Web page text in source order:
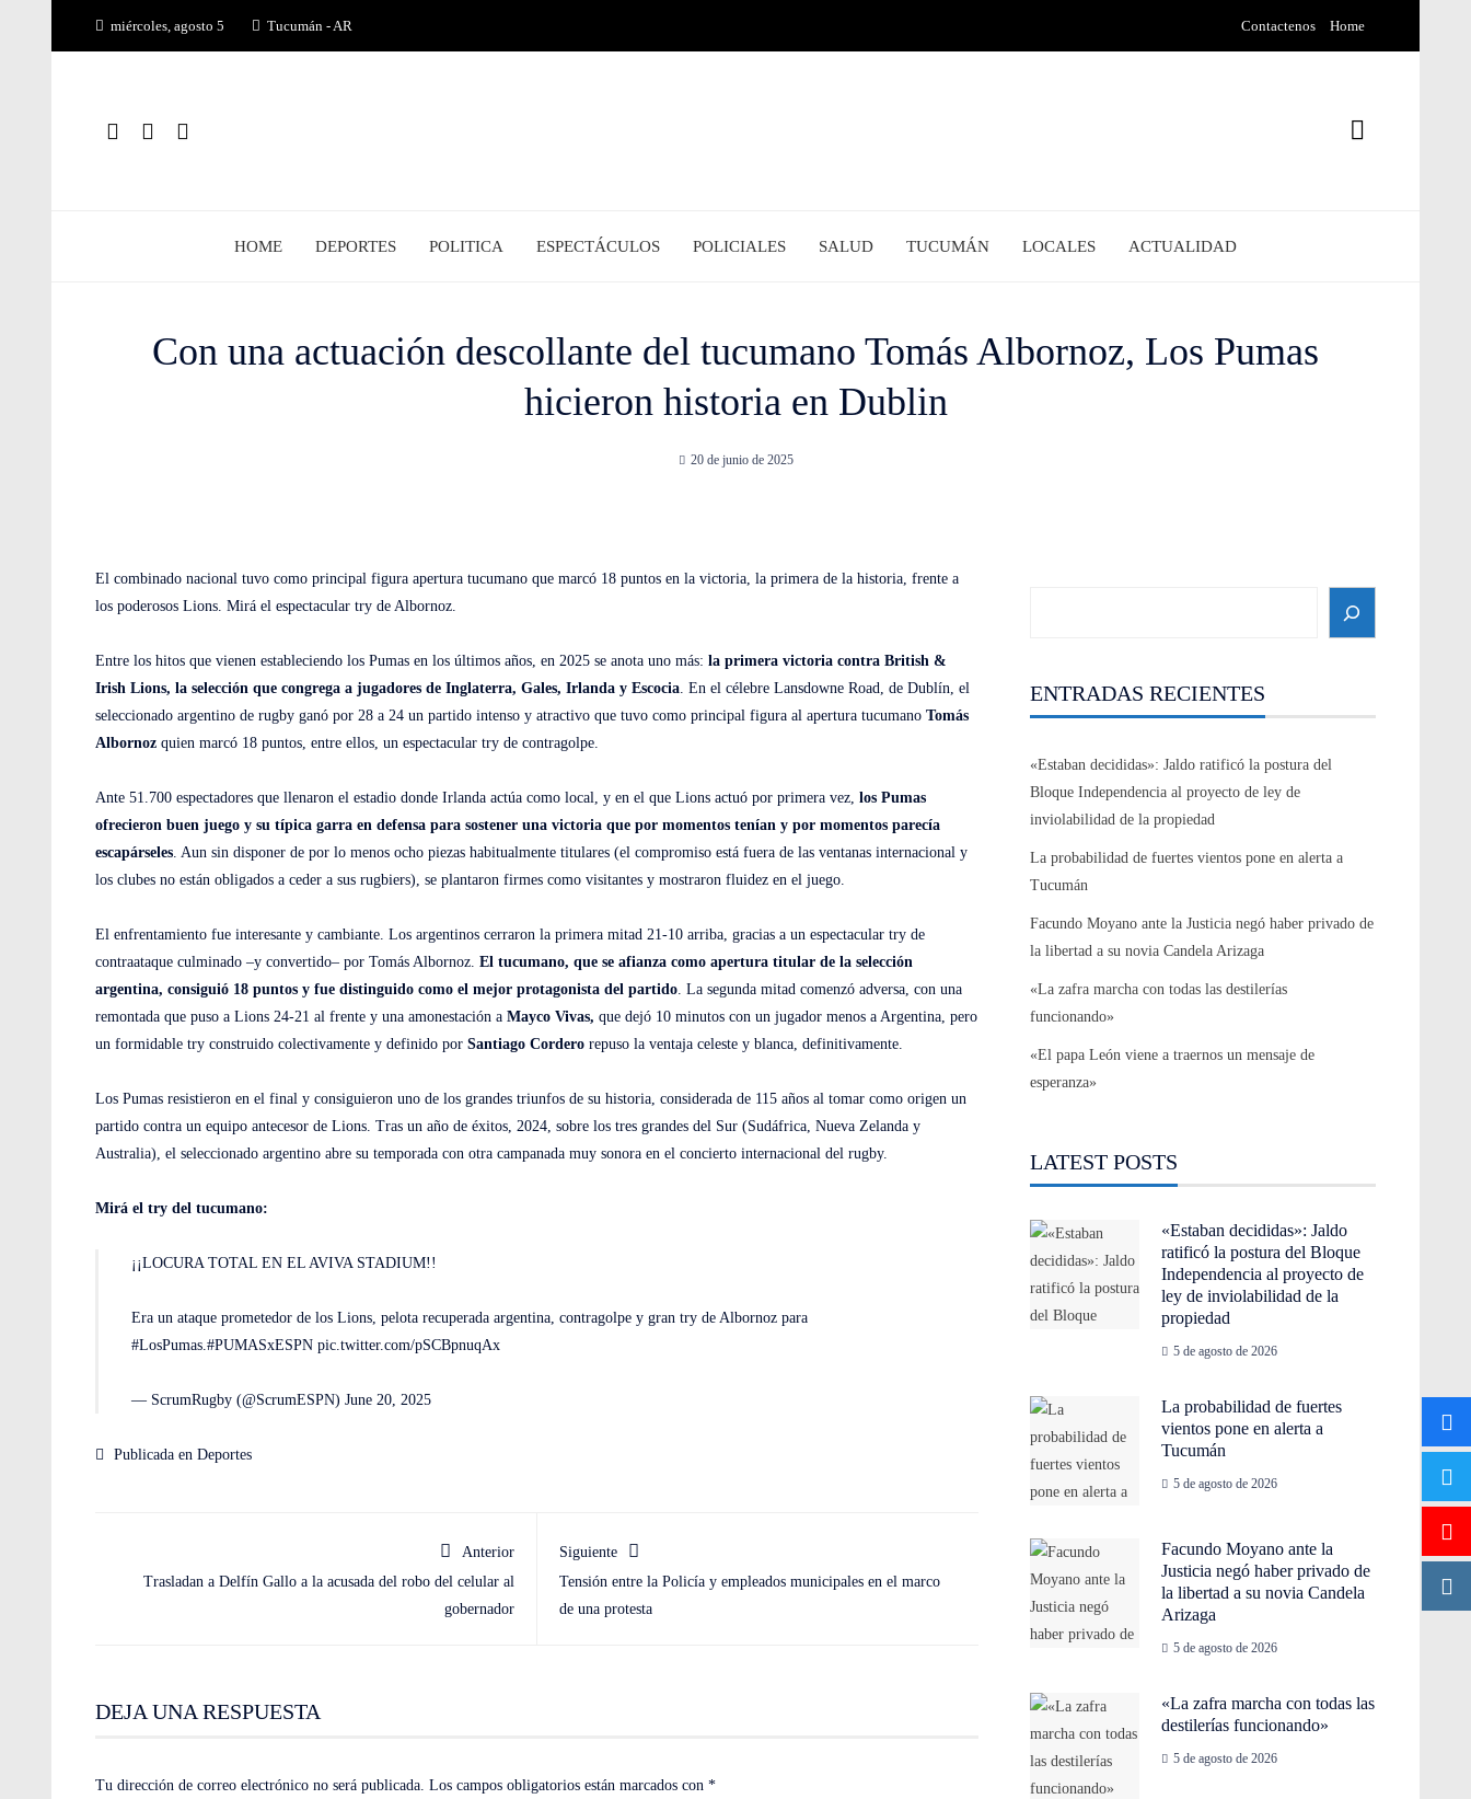
miércoles, agosto 5 Tucumán - AR Contactenos Home
HOME DEPORTES POLITICA ESPECTÁCULOS POLICIALES SALUD TUCUMÁN LOCALES ACTUALIDAD
Con una actuación descollante del tucumano Tomás Albornoz, Los Pumas
hicieron historia en Dublin
20 de junio de 2025
El combinado nacional tuvo como principal figura apertura tucumano que marcó 18 puntos en la victoria, la primera de la historia, frente a
los poderosos Lions. Mirá el espectacular try de Albornoz.
Entre los hitos que vienen estableciendo los Pumas en los últimos años, en 2025 se anota uno más: la primera victoria contra British &
Irish Lions, la selección que congrega a jugadores de Inglaterra, Gales, Irlanda y Escocia. En el célebre Lansdowne Road, de Dublín, el
seleccionado argentino de rugby ganó por 28 a 24 un partido intenso y atractivo que tuvo como principal figura al apertura tucumano Tomás
Albornoz quien marcó 18 puntos, entre ellos, un espectacular try de contragolpe.
Ante 51.700 espectadores que llenaron el estadio donde Irlanda actúa como local, y en el que Lions actuó por primera vez, los Pumas
ofrecieron buen juego y su típica garra en defensa para sostener una victoria que por momentos tenían y por momentos parecía
escapárseles. Aun sin disponer de por lo menos ocho piezas habitualmente titulares (el compromiso está fuera de las ventanas internacional y
los clubes no están obligados a ceder a sus rugbiers), se plantaron firmes como visitantes y mostraron fluidez en el juego.
El enfrentamiento fue interesante y cambiante. Los argentinos cerraron la primera mitad 21-10 arriba, gracias a un espectacular try de
contraataque culminado –y convertido– por Tomás Albornoz. El tucumano, que se afianza como apertura titular de la selección
argentina, consiguió 18 puntos y fue distinguido como el mejor protagonista del partido. La segunda mitad comenzó adversa, con una
remontada que puso a Lions 24-21 al frente y una amonestación a Mayco Vivas, que dejó 10 minutos con un jugador menos a Argentina, pero
un formidable try construido colectivamente y definido por Santiago Cordero repuso la ventaja celeste y blanca, definitivamente.
Los Pumas resistieron en el final y consiguieron uno de los grandes triunfos de su historia, considerada de 115 años al tomar como origen un
partido contra un equipo antecesor de Lions. Tras un año de éxitos, 2024, sobre los tres grandes del Sur (Sudáfrica, Nueva Zelanda y
Australia), el seleccionado argentino abre su temporada con otra campanada muy sonora en el concierto internacional del rugby.
Mirá el try del tucumano:
¡¡LOCURA TOTAL EN EL AVIVA STADIUM!!
Era un ataque prometedor de los Lions, pelota recuperada argentina, contragolpe y gran try de Albornoz para
#LosPumas.#PUMASxESPN pic.twitter.com/pSCBpnuqAx
— ScrumRugby (@ScrumESPN) June 20, 2025
Publicada en Deportes
Anterior
Trasladan a Delfín Gallo a la acusada del robo del celular al
gobernador
Siguiente
Tensión entre la Policía y empleados municipales en el marco
de una protesta
DEJA UNA RESPUESTA
Tu dirección de correo electrónico no será publicada. Los campos obligatorios están marcados con *
ENTRADAS RECIENTES
«Estaban decididas»: Jaldo ratificó la postura del
Bloque Independencia al proyecto de ley de
inviolabilidad de la propiedad
La probabilidad de fuertes vientos pone en alerta a
Tucumán
Facundo Moyano ante la Justicia negó haber privado de
la libertad a su novia Candela Arizaga
«La zafra marcha con todas las destilerías
funcionando»
«El papa León viene a traernos un mensaje de
esperanza»
LATEST POSTS
«Estaban decididas»: Jaldo
ratificó la postura del Bloque
Independencia al proyecto de
ley de inviolabilidad de la
propiedad
5 de agosto de 2026
La probabilidad de fuertes
vientos pone en alerta a
Tucumán
5 de agosto de 2026
Facundo Moyano ante la
Justicia negó haber privado de
la libertad a su novia Candela
Arizaga
5 de agosto de 2026
«La zafra marcha con todas las
destilerías funcionando»
5 de agosto de 2026